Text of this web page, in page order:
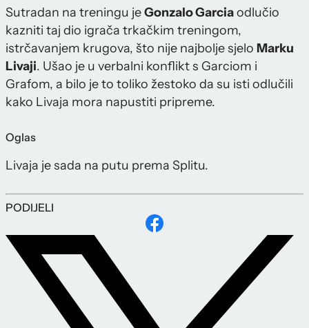
Sutradan na treningu jeGonzalo Garciaodlučio
kazniti taj dio igrača trkačkim treningom,
istrčavanjem krugova, što nije najbolje sjelo Marku
Livaji. Ušao je u verbalni konflikt s Garciom i
Grafom, a bilo je to toliko žestoko da su isti odlučili
kako Livaja mora napustiti pripreme.
Oglas
Livaja je sada na putu prema Splitu.
PODIJELI